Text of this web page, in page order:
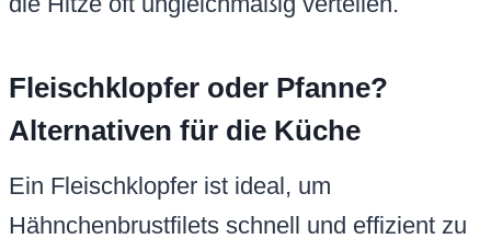
Fleischklopfer oder Pfanne?
Alternativen für die Küche
Ein Fleischklopfer ist ideal, um
Hähnchenbrustfilets schnell und effizient zu